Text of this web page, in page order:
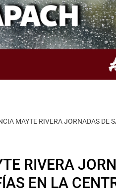
MAYTE RIVERA JORNADAS DE
RIVERA
EN LA